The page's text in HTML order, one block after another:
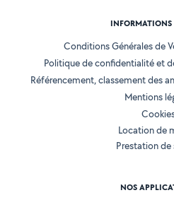
INFORMATIONS
Conditions Générales de
Politique de confidentialité et
Référencement, classement des
Mentions
Location de
Prestation de
NOS